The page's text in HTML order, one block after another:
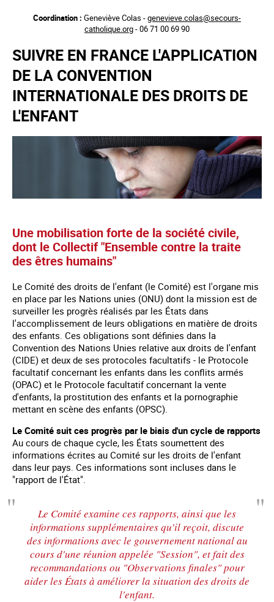
principal
Coordination : Geneviève Colas -genevieve.colas@secours-
catholique.org- 06 71 00 69 90
SUIVRE EN FRANCE L'APPLICATION
DE LA CONVENTION
INTERNATIONALE DES DROITS DE
L'ENFANT
Une mobilisation forte de la société civile,
dont le Collectif "Ensemble contre la traite
des êtres humains"
Le Comité des droits de l'enfant (le Comité) est l'organe mis
en place par les Nations unies (ONU) dont la mission est de
surveiller les progrès réalisés par les États dans
l'accomplissement de leurs obligations en matière de droits
des enfants. Ces obligations sont définies dans la
Convention des Nations Unies relative aux droits de l'enfant
(CIDE) et deux de ses protocoles facultatifs - le Protocole
facultatif concernant les enfants dans les conflits armés
(OPAC) et le Protocole facultatif concernant la vente
d'enfants, la prostitution des enfants et la pornographie
mettant en scène des enfants (OPSC).
Le Comité suit ces progrès par le biais d'un cycle de rapports
Au cours de chaque cycle, les États soumettent des
informations écrites au Comité sur les droits de l'enfant
dans leur pays. Ces informations sont incluses dans le
"rapport de l'État".
Le Comité examine ces rapports, ainsi que les
informations supplémentaires qu'il reçoit, discute
des informations avec le gouvernement national au
cours d'une réunion appelée "Session", et fait des
recommandations ou "Observations finales" pour
aider les États à améliorer la situation des droits de
l'enfant.